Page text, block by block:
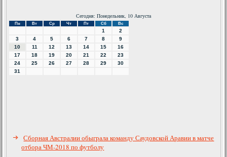
Сегодня: Понедельник, 10 Августа
Пн Вт Ср Чт Пт Сб Вс
1
2
3
4 5 6 7 8
9
10
11 12 13 14 15
16
17
18 19 20 21 22
23
24
25 26 27 28 29
30
31
Сборная Австралии обыграла команду Саудовской Аравии в матче
отбора ЧМ-2018 по футболу